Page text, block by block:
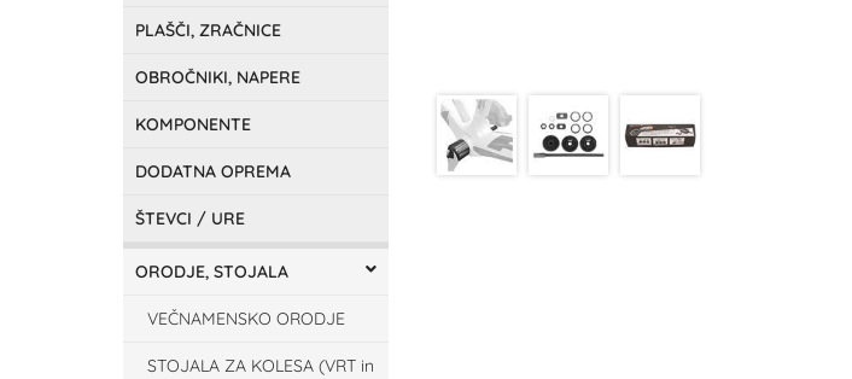
PLAŠČI, ZRAČNICE
OBROČNIKI, NAPERE
KOMPONENTE
DODATNA OPREMA
ŠTEVCI / URE
ORODJE, STOJALA
VEČNAMENSKO ORODJE
STOJALA ZA KOLESA (VRT in